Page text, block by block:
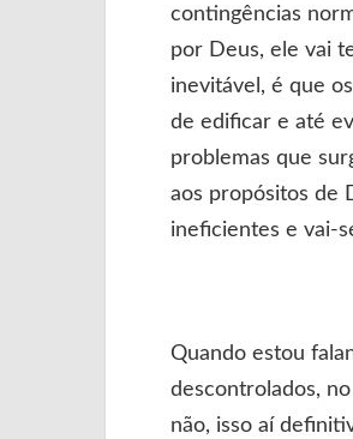
contingências
por Deus, ele vai
inevitável, é que
de edificar e até
problemas que
aos propósitos de
ineficientes e vai-
Quando estou
descontrolados,
não, isso aí